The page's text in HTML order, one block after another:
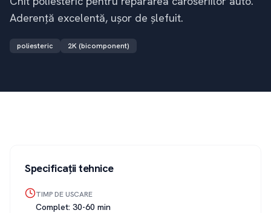
Aderență excelentă, ușor de șlefuit.
poliesteric 2K (bicomponent)
Specificații tehnice
TIMP DE USCARE
Complet: 30-60 min